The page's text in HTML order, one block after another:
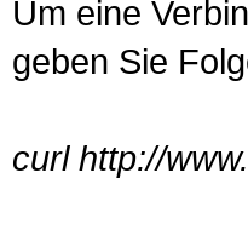
Um eine
geben Sie
curl http://